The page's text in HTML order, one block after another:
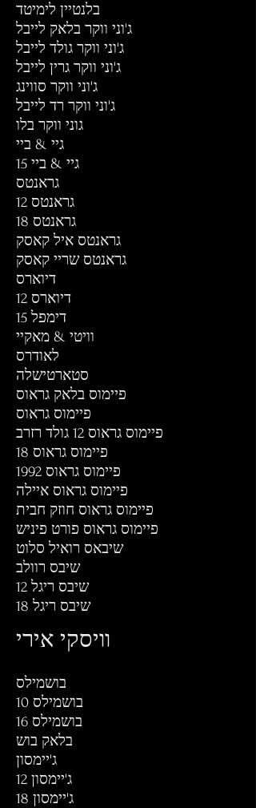
בלנטיין לימיטד
ג'וני ווקר בלאק לייבל
ג'וני ווקר גולד לייבל
ג'וני ווקר גרין לייבל
ג'וני ווקר סווינג
ג'וני ווקר רד לייבל
גוני ווקר בלו
גיי & ביי
גיי & ביי 15
גראנטס
גראנטס 12
גראנטס 18
גראנטס איל קאסק
גראנטס שריי קאסק
דיוארס
דיוארס 12
דימפל 15
וויטי & מאקיי
לאודרס
סטארטישלה
פיימוס בלאק גראוס
פיימוס גראוס
פיימוס גראוס 12 גולד רזרב
פיימוס גראוס 18
פיימוס גראוס 1992
פיימוס גראוס איילה
פיימוס גראוס חוזק חבית
פיימוס גראוס פורט פיניש
שיבאס רואיל סלוט
שיבס רוולב
שיבס ריגל 12
שיבס ריגל 18
וויסקי אירי
בושמילס
בושמילס 10
בושמילס 16
בלאק בוש
ג'יימסון
ג'יימסון 12
ג'יימסון 18